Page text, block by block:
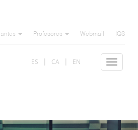
Profesores Webmail IQS
Toggle
ES CA EN